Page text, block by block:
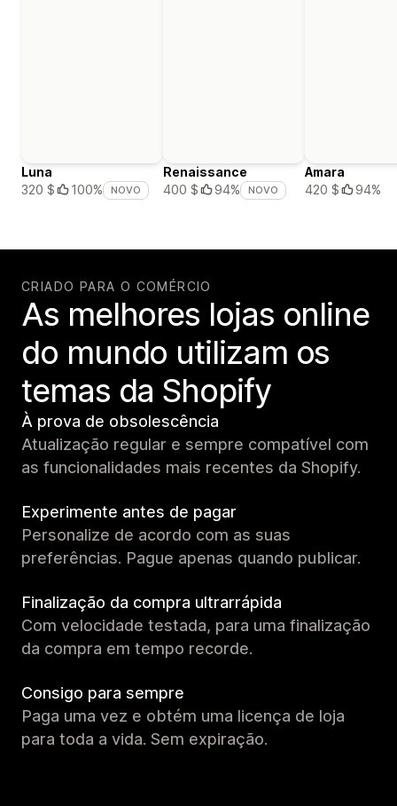
Luna
320 $
100% NOVO
Renaissance
400 $
94% NOVO
Amara
420 $
94%
CRIADO PARA O COMÉRCIO
As melhores lojas online
do mundo utilizam os
temas da Shopify
À prova de obsolescência
Atualização regular e sempre compatível com
as funcionalidades mais recentes da Shopify.
Experimente antes de pagar
Personalize de acordo com as suas
preferências. Pague apenas quando publicar.
Finalização da compra ultrarrápida
Com velocidade testada, para uma finalização
da compra em tempo recorde.
Consigo para sempre
Paga uma vez e obtém uma licença de loja
para toda a vida. Sem expiração.